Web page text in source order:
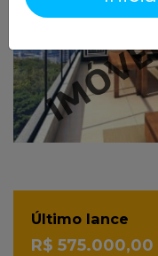
Último lance
R$ 575.000,00